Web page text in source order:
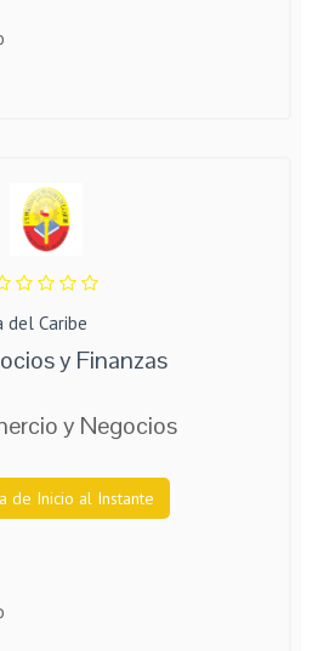
del Caribe
y Finanzas
y Negocios
de Inicio al Instante